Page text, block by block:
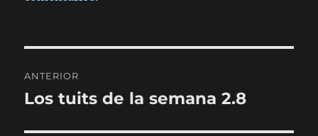
de
ANTERIOR
Entrada
Los tuits de la semana 2.8